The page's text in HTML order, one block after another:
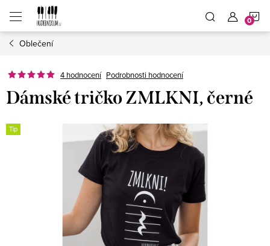
obsah
Oblečení
4 hodnocení Podrobnosti hodnocení
Dámské tričko ZMLKNI, černé
Tip